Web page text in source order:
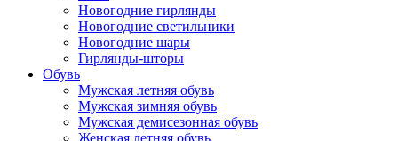
Новогодние гирлянды
Новогодние светильники
Новогодние шары
Гирлянды-шторы
Обувь
Мужская летняя обувь
Мужская зимняя обувь
Мужская демисезонная обувь
Женская летняя обувь